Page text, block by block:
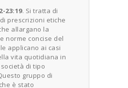
23:19. Si tratta di
prescrizioni etiche
allargano la
norme concise del
applicano ai casi
vita quotidiana in
di tipo
gruppo di
è stato